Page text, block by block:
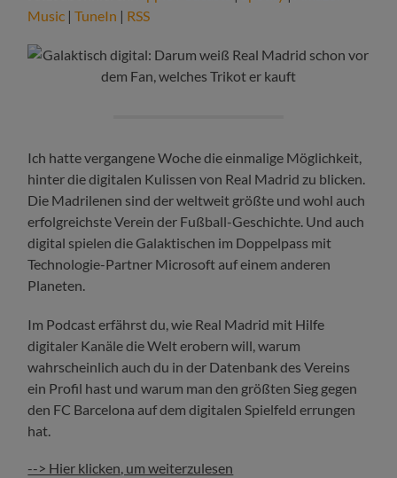
Music |TuneIn | RSS
Ich hatte vergangene Woche die einmalige Möglichkeit,
hinter die digitalen Kulissen von Real Madrid zu blicken.
Die Madrilenen sind der weltweit größte und wohl auch
erfolgreichste Verein der Fußball-Geschichte. Und auch
digital spielen die Galaktischen im Doppelpass mit
Technologie-Partner Microsoft auf einem anderen
Planeten.
Im Podcast erfährst du, wie Real Madrid mit Hilfe
digitaler Kanäle die Welt erobern will, warum
wahrscheinlich auch du in der Datenbank des Vereins
ein Profil hast und warum man den größten Sieg gegen
den FC Barcelona auf dem digitalen Spielfeld errungen
hat.
--> Hier klicken, um weiterzulesen